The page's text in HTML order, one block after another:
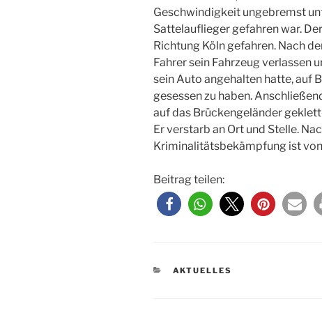
Geschwindigkeit ungebremst
Sattelauflieger gefahren war.
Richtung Köln gefahren. Nach
Fahrer sein Fahrzeug verlassen
sein Auto angehalten hatte, auf
gesessen zu haben.
auf das Brückengeländer
Er verstarb an Ort und Stelle.
Kriminalitätsbekämpfung ist
Beitrag teilen:
KATEGORIEN
AKTUELLES